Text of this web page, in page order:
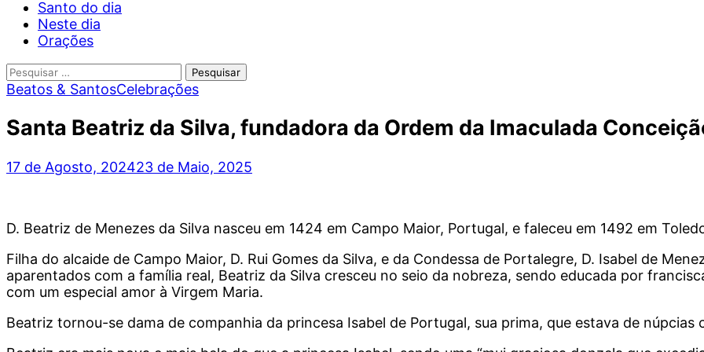
Santo do dia
Neste dia
Orações
Pesquisar
por:
Beatos & SantosCelebrações
Santa Beatriz da Silva, fundadora da Ordem da Imaculada
17 de Agosto, 202423 de Maio, 2025
D. Beatriz de Menezes da Silva nasceu em 1424 em Campo Maior, Portugal, e faleceu em 1492 em
Filha do alcaide de Campo Maior, D. Rui Gomes da Silva, e da Condessa de Portalegre, D. Isabel de
aparentados com a família real, Beatriz da Silva cresceu no seio da nobreza, sendo educada por
com um especial amor à Virgem Maria.
Beatriz tornou-se dama de companhia da princesa Isabel de Portugal, sua prima, que estava de núpcias